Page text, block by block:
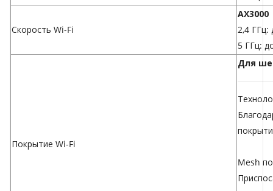
Скорость Wi-Fi
AX3000
2,4 ГГц:
5 ГГц:
Покрытие Wi-Fi
Для
Mesh